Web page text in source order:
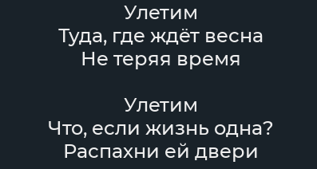
Улетим
Туда, где ждёт весна
Не теряя время
Улетим
Что, если жизнь одна?
Распахни ей двери